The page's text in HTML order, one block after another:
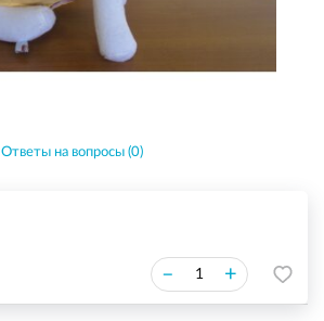
Ответы на вопросы (0)
– +